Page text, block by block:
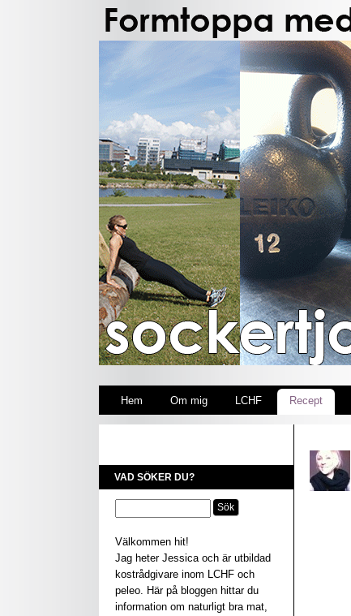
Hem Om mig LCHF Recept
VAD SÖKER DU?
Välkommen hit!
Jag heter Jessica och är utbildad
kostrådgivare inom LCHF och
peleo. Här på bloggen hittar du
information om naturligt bra mat,